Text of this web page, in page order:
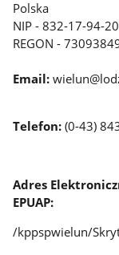
Polska
NIP - 832-17-94-
REGON -
Email:
Telefon: (0-43)
Adres
EPUAP:
/kppspwielun/